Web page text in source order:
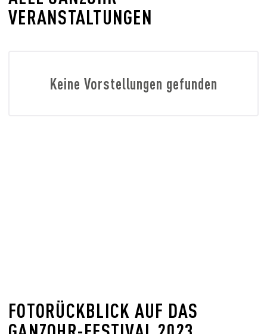
VERANSTALTUNGEN
Keine Vorstellungen gefunden
FOTORÜCKBLICK AUF DAS